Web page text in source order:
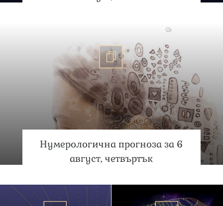
Нумерологична прогноза за 6
август, четвъртък